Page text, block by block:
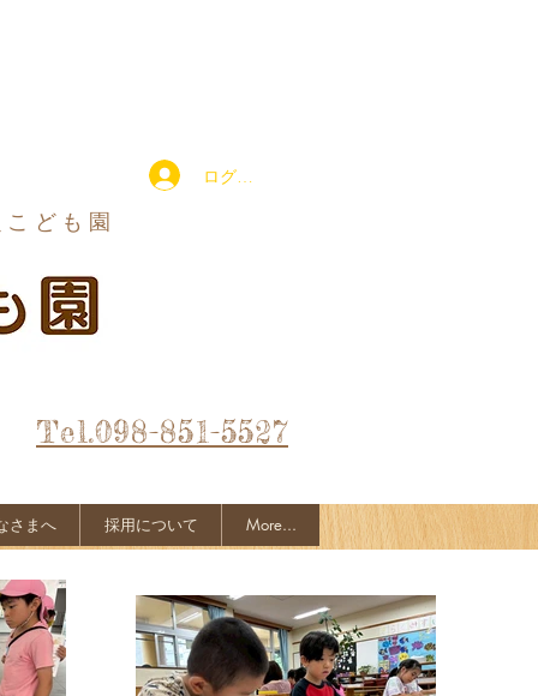
ログイン
ども園
Tel.098-851-5527
さまへ 採用について More...